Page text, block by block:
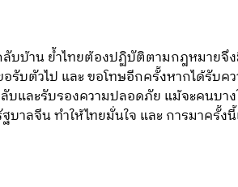
บบ้าน ย้ำไทยต้องปฏิบัติตามกฎหมายจึ
รับตัวไป และ ขอโทษอีกครั้งหากได้รับค
และรับรองความปลอดภัย แม้จะคนบาง
ลจีน ทำให้ไทยมั่นใจ และ การมาครั้งนี้